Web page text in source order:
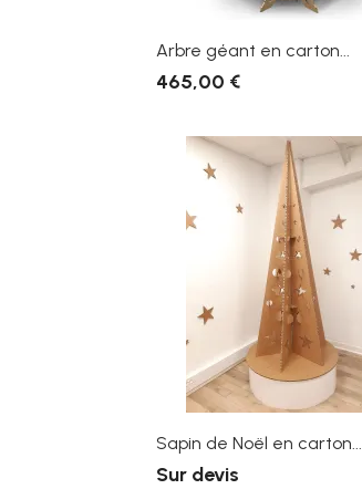
Arbre géant en carton...
465,00 €
Sapin de Noël en carton...
Sur devis